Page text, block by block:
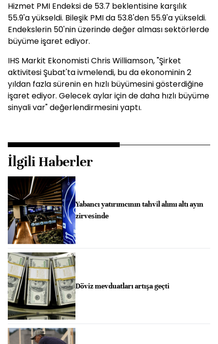
Hizmet PMI Endeksi de 53.7 beklentisine karşılık
55.9'a yükseldi. Bileşik PMI da 53.8'den 55.9'a yükseldi.
Endekslerin 50'nin üzerinde değer alması sektörlerde
büyüme işaret ediyor.
IHS Markit Ekonomisti Chris Williamson, "Şirket
aktivitesi Şubat'ta ivmelendi, bu da ekonominin 2
yıldan fazla sürenin en hızlı büyümesini gösterdiğine
işaret ediyor. Gelecek aylar için de daha hızlı büyüme
sinyali var" değerlendirmesini yaptı.
İlgili Haberler
Yabancı yatırımcının tahvil alımı altı ayın
zirvesinde
Döviz mevduatları artışa geçti